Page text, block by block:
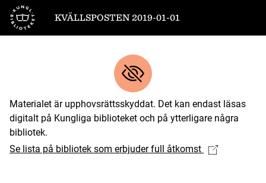
Till startsidan
KVÄLLSPOSTEN 2019-01-01
Materialet är upphovsrättsskyddat. Det kan endast läsas
digitalt på Kungliga biblioteket och på ytterligare några
bibliotek.
Se lista på bibliotek som erbjuder full åtkomst